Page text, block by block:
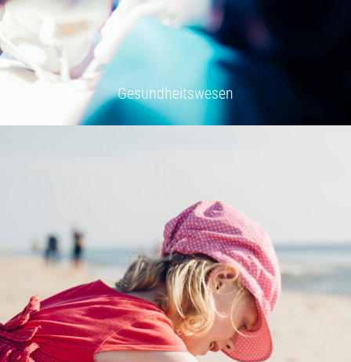
Gesundheitswesen